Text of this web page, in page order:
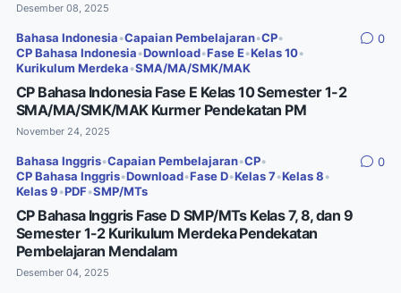
Desember 08, 2025
Bahasa Indonesia •Capaian Pembelajaran•CP•
CP Bahasa Indonesia •Download•Fase E•Kelas 10•
Kurikulum Merdeka •SMA/MA/SMK/MAK
0
CP Bahasa Indonesia Fase E Kelas 10 Semester 1-2
SMA/MA/SMK/MAK Kurmer Pendekatan PM
November 24, 2025
Bahasa Inggris•Capaian Pembelajaran•CP•
CP Bahasa Inggris•Download•Fase D•Kelas 7•Kelas 8 •
Kelas 9 •PDF •SMP/MTs
0
CP Bahasa Inggris Fase D SMP/MTs Kelas 7, 8, dan 9
Semester 1-2 Kurikulum Merdeka Pendekatan
Pembelajaran Mendalam
Desember 04, 2025